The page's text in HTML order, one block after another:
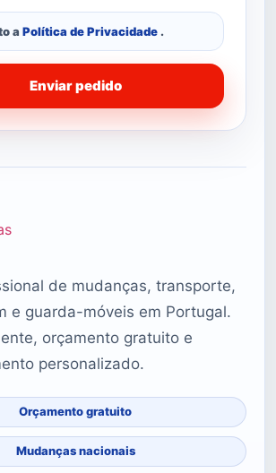
a Política de Privacidade .
Enviar pedido
de mudanças, transporte,
e guarda-móveis em Portugal.
orçamento gratuito e
personalizado.
Orçamento gratuito
Mudanças nacionais